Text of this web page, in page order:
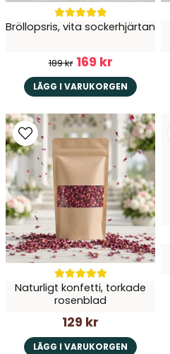
Skicka
Bröllopsris, vita sockerhjärtan
189 kr 169 kr
LÄGG I VARUKORGEN
Naturligt konfetti, torkade
rosenblad
129 kr
LÄGG I VARUKORGEN